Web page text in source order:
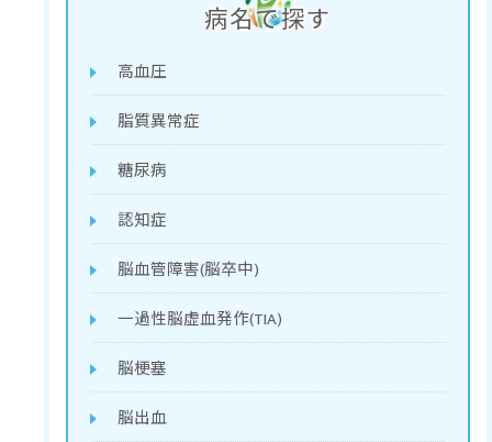
病名で探す
高血圧
脂質異常症
糖尿病
認知症
脳血管障害(脳卒中)
一過性脳虚血発作(TIA)
脳梗塞
脳出血